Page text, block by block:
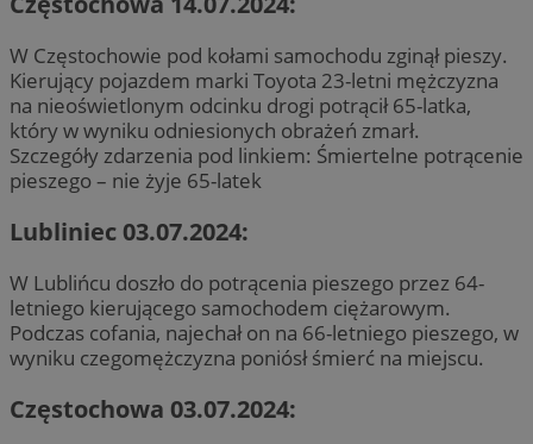
W Częstochowie pod kołami samochodu zginął pieszy.
Kierujący pojazdem marki Toyota 23-letni mężczyzna
na nieoświetlonym odcinku drogi potrącił 65-latka,
który w wyniku odniesionych obrażeń zmarł.
Szczegóły zdarzenia pod linkiem: Śmiertelne potrącenie
pieszego – nie żyje 65-latek
Lubliniec 03.07.2024:
W Lublińcu doszło do potrącenia pieszego przez 64-
letniego kierującego samochodem ciężarowym.
Podczas cofania, najechał on na 66-letniego pieszego, w
wyniku czegomężczyzna poniósł śmierć na miejscu.
Częstochowa 03.07.2024: